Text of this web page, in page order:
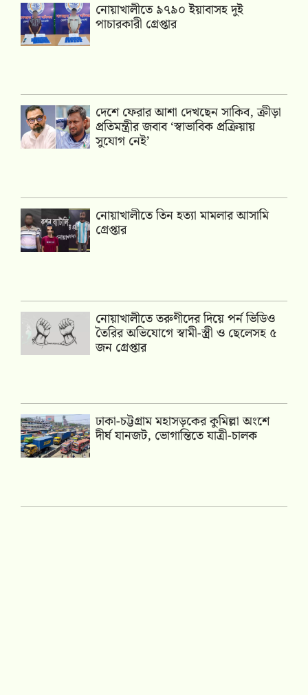
নোয়াখালীতে ৯৭৯০ ইয়াবাসহ দুই
পাচারকারী গ্রেপ্তার
দেশে ফেরার আশা দেখছেন সাকিব, ক্রীড়া
প্রতিমন্ত্রীর জবাব ‘স্বাভাবিক প্রক্রিয়ায়
সুযোগ নেই’
নোয়াখালীতে তিন হত্যা মামলার আসামি
গ্রেপ্তার
নোয়াখালীতে তরুণীদের দিয়ে পর্ন ভিডিও
তৈরির অভিযোগে স্বামী-স্ত্রী ও ছেলেসহ ৫
জন গ্রেপ্তার
ঢাকা-চট্টগ্রাম মহাসড়কের কুমিল্লা অংশে
দীর্ঘ যানজট, ভোগান্তিতে যাত্রী-চালক